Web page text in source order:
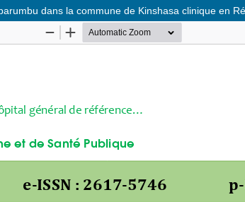
dans la commune de Kinshasa clinique en